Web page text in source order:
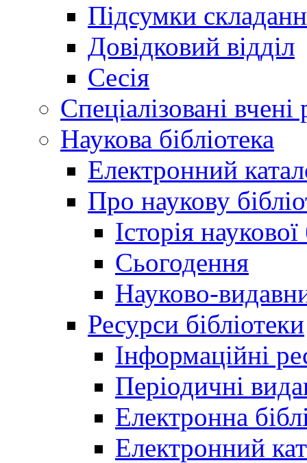
Підсумки
Довідковий відділ
Сесія
Спеціалізовані вчені
Наукова бібліотека
Електронний
Про наукову
Історія
Сьогодення
Науково-
Ресурси бібліотеки
Інформаційні
Періодичні
Електронна
Електронний